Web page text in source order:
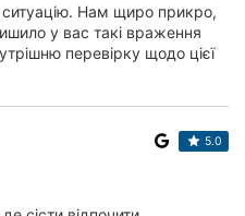
Нам щиро прикро,
у вас такі враження
перевірку щодо цієї
5.0